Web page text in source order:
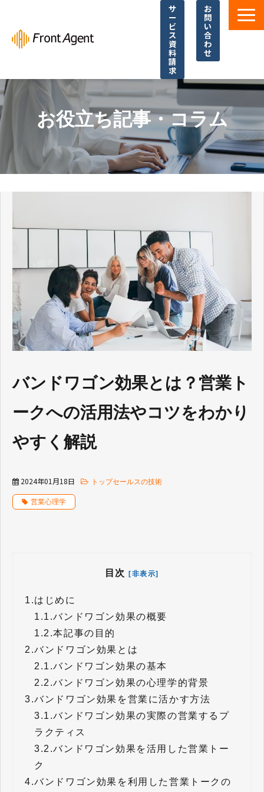
サ
ー
ビ
ス
資
料
請
求
お
問
い
合
わ
せ
よくあるご質問
イベント・セミナー
お役立ち資料一覧
お役立ち記事・コラム
お役立ち記事・コラム
バンドワゴン効果とは？営業ト
ークへの活用法やコツをわかり
やすく解説
2024年01月18日 トップセールスの技術
営業心理学
目次 [非表示]
1.はじめに
1.1.バンドワゴン効果の概要
1.2.本記事の目的
2.バンドワゴン効果とは
2.1.バンドワゴン効果の基本
2.2.バンドワゴン効果の心理学的背景
3.バンドワゴン効果を営業に活かす方法
3.1.バンドワゴン効果の実際の営業するプ
ラクティス
3.2.バンドワゴン効果を活用した営業トー
ク
4.バンドワゴン効果を利用した営業トークの